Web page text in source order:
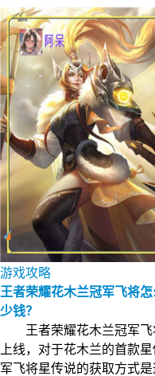
游戏攻略
王者荣耀花木兰冠军飞将
少钱？
王者荣耀花木兰冠军飞
上线，对于花木兰的首款
军飞将星传说的获取方式